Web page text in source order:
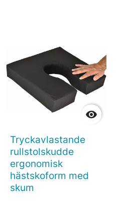

Tryckavlastande
rullstolskudde
ergonomisk
hästskoform med
skum